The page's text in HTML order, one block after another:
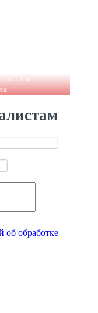
об обработке